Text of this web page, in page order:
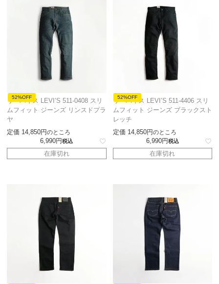
52%OFF
リーバイス LEVI’S 511-0408 スリ
ムフィット ジーンズ リンスドプラ
ヤ
定価 14,850 のところ
6,990 税込
在庫切れ
52%OFF
リーバイス LEVI’S 511-4406 スリ
ムフィット ジーンズ ブラックスト
レッチ
定価 14,850 のところ
6,990 税込
在庫切れ